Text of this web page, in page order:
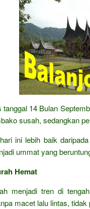
14 Bulan
susah, sedangkan
ini lebih baik
ummat yang
Hemat
menjadi tren di
macet lalu lintas,